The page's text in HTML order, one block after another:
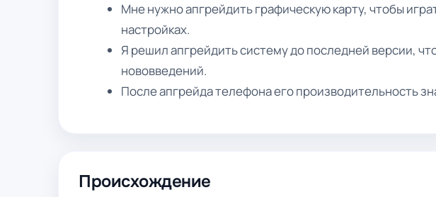
Мне нужно апгрейдить графическую карту, чтобы
настройках.
Я решил апгрейдить систему до последней версии,
нововведений.
После апгрейда телефона его производительность
Происхождение